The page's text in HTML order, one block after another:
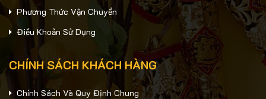
Phương Thức Vận Chuyển
Điều Khoản Sử Dụng
CHÍNH SÁCH KHÁCH HÀNG
Chính Sách Và Quy Định Chung